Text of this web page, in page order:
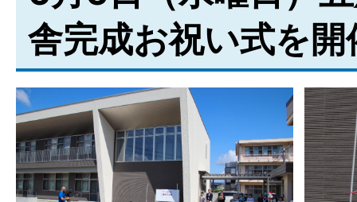
舎完成お祝い式を開